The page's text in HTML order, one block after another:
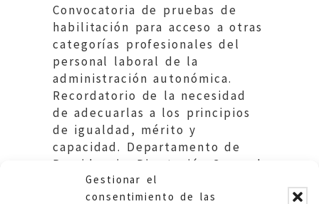
Gestionar el
consentimiento de las
Convocatoria de pruebas de
habilitación para acceso a otras
categorías profesionales del
personal laboral de la
administración autonómica.
Recordatorio de la necesidad
de adecuarlas a los principios
de igualdad, mérito y
capacidad. Departamento de
Presidencia. Diputación General
de Aragón.